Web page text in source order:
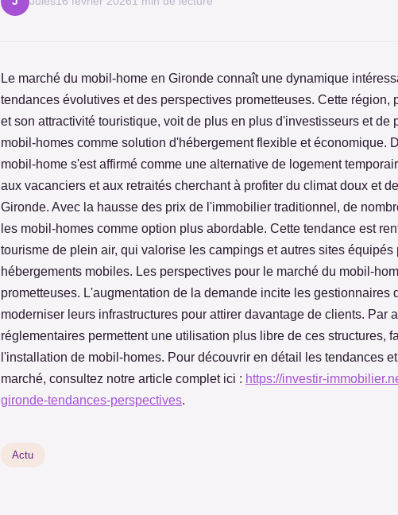
Le marché du mobil-home en Gironde connaît une dynamique
tendances évolutives et des perspectives prometteuses. Cette région,
et son attractivité touristique, voit de plus en plus d'investisseurs et de
mobil-homes comme solution d'hébergement flexible et économique.
mobil-home s'est affirmé comme une alternative de logement
aux vacanciers et aux retraités cherchant à profiter du climat doux et
Gironde. Avec la hausse des prix de l'immobilier traditionnel, de
les mobil-homes comme option plus abordable. Cette tendance est
tourisme de plein air, qui valorise les campings et autres sites
hébergements mobiles. Les perspectives pour le marché du mobil-
prometteuses. L'augmentation de la demande incite les gestionnaires
moderniser leurs infrastructures pour attirer davantage de clients. Par
réglementaires permettent une utilisation plus libre de ces structures,
l'installation de mobil-homes. Pour découvrir en détail les tendances
marché, consultez notre article complet ici : https://investir-
gironde-tendances-perspectives.
Actu